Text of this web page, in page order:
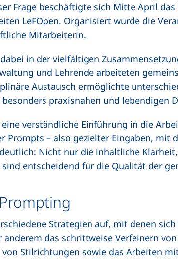
Frage beschäftigte sich Mitte April das
LeFOpen. Organisiert wurde die
Mitarbeiterin.
in der vielfältigen
und Lehrende arbeiteten
Austausch ermöglichte
praxisnahen und lebendigen
verständliche Einführung in die
Prompts – also gezielter Eingaben, mit
Nicht nur die inhaltliche
entscheidend für die Qualität der
Strategien auf, mit denen
das schrittweise Verfeinern
Stilrichtungen sowie das Arbeiten